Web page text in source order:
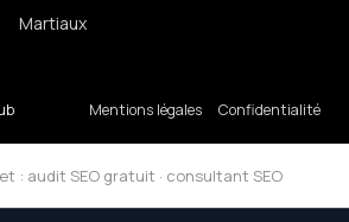
Martiaux
Mentions légales Confidentialité
: audit SEO gratuit · consultant SEO